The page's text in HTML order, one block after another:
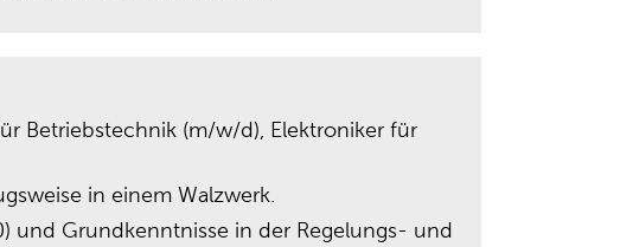
Betriebstechnik (m/w/d), Elektroniker für
in einem Walzwerk.
und Grundkenntnisse in der Regelungs- und